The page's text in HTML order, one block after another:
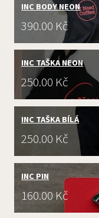
INC BODY NEON
Cena:
390.00 Kč
INC TAŠKA NEON
Cena:
250.00 Kč
INC TAŠKA BÍLÁ
Cena:
250.00 Kč
INC PIN
Cena:
160.00 Kč